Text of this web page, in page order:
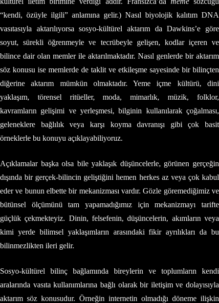
“kendi, özüyle ilgili” anlamına gelir.) Nasıl biyolojik kalıtım DNA
vasıtasıyla aktarılıyorsa sosyo-kültürel aktarım da Dawkins’e göre
soyut, sürekli öğrenmeyle ve tecrübeyle gelişen, kodlar içeren ve
bilince dair olan memler ile aktarılmaktadır. Nasıl genlerde bir aktarım
söz konusu ise memlerde de taklit ve etkileşme sayesinde bir bilinçten
diğerine aktarım mümkün olmaktadır. Yeme içme kültürü, dini
yaklaşım, törensel ritüeller, moda, mimarlık, müzik, folklor,
kavramların gelişimi ve yerleşmesi, bilginin kullanılarak çoğalması,
geleneklere bağlılık veya karşı koyma davranışı gibi çok basit
örneklerle bu konuyu açıklayabiliyoruz.
Açıklamalar başka olsa bile yaklaşık düşüncelerle, görünen gerçeğin
dışında bir gerçek-bilincin geliştiğini hemen herkes az veya çok kabul
eder ve bunun elbette bir mekanizması vardır. Gözle göremediğimiz ve
bütünsel ölçümünü tam yapamadığımız için mekanizmayı tarifte
güçlük çekmekteyiz. Dinin, felsefenin, düşüncelerin, akımların veya
kimi yerde bilimsel yaklaşımların arasındaki fikir ayrılıkları da bu
bilinmezlikten ileri gelir.
Sosyo-kültürel bilinç bağlamında bireylerin ve toplumların kendi
aralarında vasıta kullanımlarına bağlı olarak bir iletişim ve dolayısıyla
aktarım söz konusudur. Örneğin internetin olmadığı döneme ilişkin